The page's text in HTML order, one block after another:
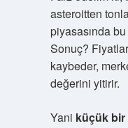
asteroitten
piyasasında bu
Sonuç? Fiyatlar
kaybeder,
değerini yitirir.
Yani küçük